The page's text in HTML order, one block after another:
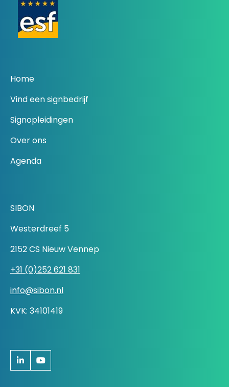
Home
Vind een signbedrijf
Signopleidingen
Over ons
Agenda
SIBON
Westerdreef 5
2152 CS Nieuw Vennep
+31 (0)252 621 831
info@sibon.nl
KVK: 34101419